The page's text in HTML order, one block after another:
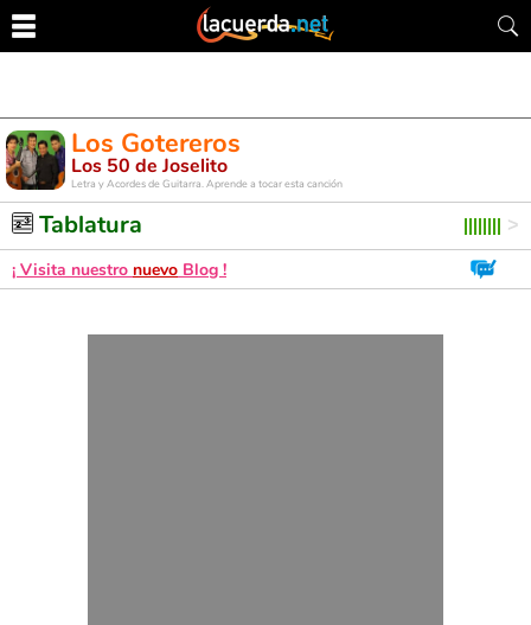
Los Gotereros
Los 50 de Joselito
Letra y Acordes de Guitarra. Aprende a tocar esta canción
Tablatura
¡ Visita nuestro nuevo Blog !